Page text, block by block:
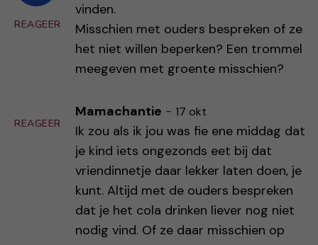
REAGEER
vinden.
Misschien met ouders bespreken of ze
het niet willen beperken? Een trommel
meegeven met groente misschien?
REAGEER
Mamachantie - 17 okt
Ik zou als ik jou was fie ene middag dat
je kind iets ongezonds eet bij dat
vriendinnetje daar lekker laten doen, je
kunt. Altijd met de ouders bespreken
dat je het cola drinken liever nog niet
nodig vind. Of ze daar misschien op